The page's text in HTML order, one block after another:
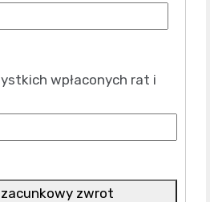
wpłaconych rat i
zwrot